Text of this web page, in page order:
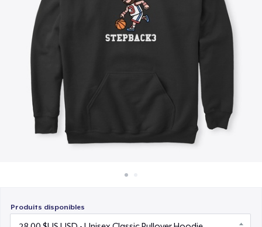
Vendez partout
Produits disponibles
Classic Long Sleeve Tee